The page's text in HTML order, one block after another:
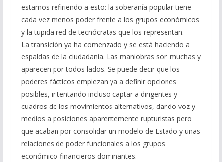
estamos refiriendo a esto: la soberanía popular tiene
cada vez menos poder frente a los grupos económicos
y la tupida red de tecnócratas que los representan.
La transición ya ha comenzado y se está haciendo a
espaldas de la ciudadanía. Las maniobras son muchas y
aparecen por todos lados. Se puede decir que los
poderes fácticos empiezan ya a definir opciones
posibles, intentando incluso captar a dirigentes y
cuadros de los movimientos alternativos, dando voz y
medios a posiciones aparentemente rupturistas pero
que acaban por consolidar un modelo de Estado y unas
relaciones de poder funcionales a los grupos
económico-financieros dominantes.